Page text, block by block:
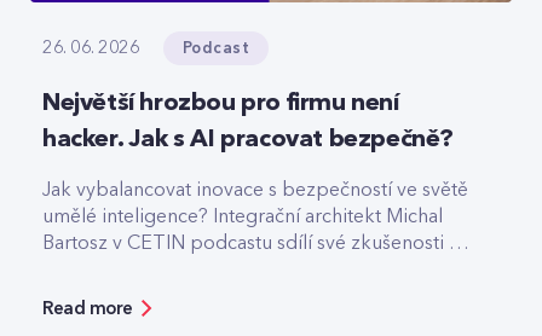
26. 06. 2026 Podcast
Největší hrozbou pro firmu není
hacker. Jak s AI pracovat bezpečně?
Jak vybalancovat inovace s bezpečností ve světě
umělé inteligence? Integrační architekt Michal
Bartosz v CETIN podcastu sdílí své zkušenosti s
bezpečnosti, ale zároveň ukazuje možnosti, jak
Read more